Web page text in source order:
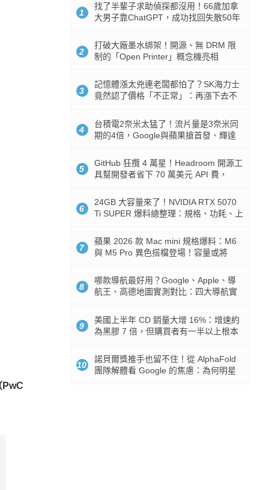
PwC
1
找了半輩子求助偵探都沒用！66歲加拿
大男子靠ChatGPT，成功找回失散50年
2
打破大廠墨水綁架！開源、無 DRM 限
制的「Open Printer」概念機亮相
3
記憶體漲太兇連老闆都怕了？SK海力士
竟然認了價格「不正常」：再漲下去不
4
台積電2奈米太猛了！流片量是3奈米同
期的4倍，Google與蘋果搶首發、輝達
5
GitHub 狂攬 4 萬星！Headroom 開源工
具幫開發者省下 70 萬美元 API 費，
6
24GB 大容量來了！NVIDIA RTX 5070
Ti SUPER 爆料總整理：規格、功耗、上
7
蘋果 2026 款 Mac mini 規格爆料：M6
與 M5 Pro 異色搭檔登場！容量或將
8
哪款導航最好用？Google、Apple、導
航王、高德地圖實測對比：四大導航實
9
美國上半年 CD 銷量大增 16%：增速約
為黑膠 7 倍，但購買者有一半以上根本
10
諾貝爾獎推手也留不住！從 AlphaFold
團隊解體看 Google 的焦慮：為何明星